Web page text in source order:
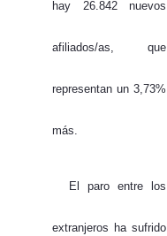
hay 26.842 nuevos
afiliados/as, que
representan un 3,73%
más.
El paro entre los
extranjeros ha sufrido